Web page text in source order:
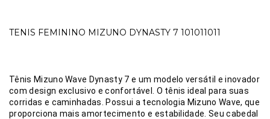
TENIS FEMININO MIZUNO DYNASTY 7 101011011
Tênis Mizuno Wave Dynasty 7 e um modelo versátil e inovador
com design exclusivo e confortável. O tênis ideal para suas
corridas e caminhadas. Possui a tecnologia Mizuno Wave, que
proporciona mais amortecimento e estabilidade. Seu cabedal